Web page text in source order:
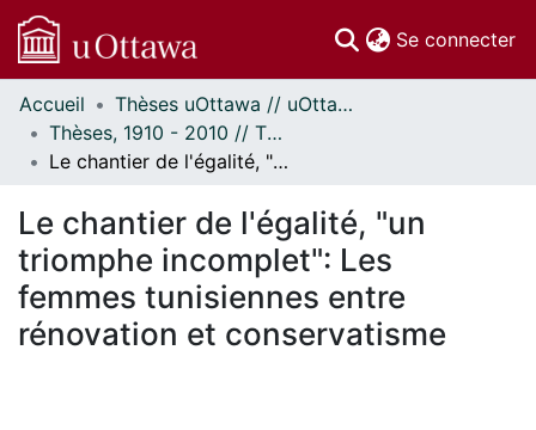
Se connecter
Communautés
et collections
Parcourir
À propos
Accueil
Thèses uOttawa // uOttawa Theses
Thèses, 1910 - 2010 // Theses, 1910 - 2010
Le chantier de l'égalité, "un triomphe incomplet": Les femmes tunisiennes entre rénovation et conservatisme
Le chantier de l'égalité, "un
triomphe incomplet": Les
femmes tunisiennes entre
rénovation et conservatisme